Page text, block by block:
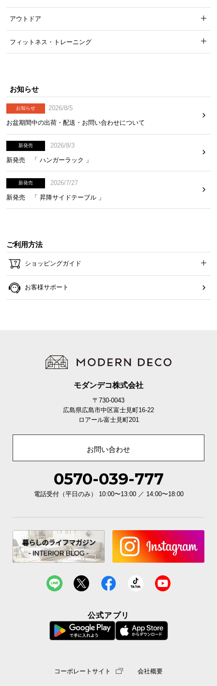
アウトドア
フィットネス・トレーニング
お知らせ
お知らせ
2026/8/5
お盆期間中の出荷・配送・お問い合わせについて
新発売
2026/8/3
新発売 「 ハンガーラック 」
新発売
2026/7/27
新発売 「 昇降サイドテーブル 」
ご利用方法
ショッピングガイド
お客様サポート
モダンデコ株式会社
〒730-0043
広島県広島市中区富士見町16-22
ロアール富士見町201
お問い合わせ
0570-039-777
電話受付（平日のみ） 10:00〜13:00 ／ 14:00〜18:00
公式アプリ
コーポレートサイト 会社概要